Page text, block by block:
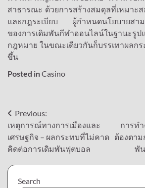
สาธารณะ ด้วยการสร้างสมดุลที่เหมาะส
และกฎระเบียบ ผู้กำหนดนโยบายสา
ของการเดิมพันกีฬาออนไลน์ในฐานะรูป
กฎหมาย ในขณะเดียวกันก็บรรเทาผลก
ขึ้น
Posted inCasino
Post
navigation
Previous:
เหตุการณ์ทางการเมืองและ
เศรษฐกิจ – ผลกระทบที่ไม่คาด
คิดต่อการเดิมพันฟุตบอล
การท
ต้องตา
พั
Search